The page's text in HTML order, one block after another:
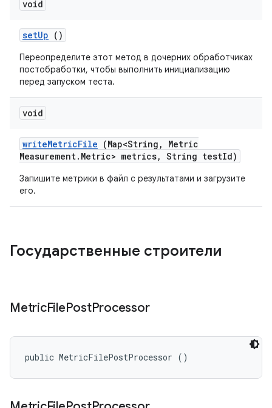
void
setUp ()
Переопределите этот метод в дочерних обработчиках
постобработки, чтобы выполнить инициализацию
перед запуском теста.
void
writeMetricFile (Map<String ,
Metric
Measurement. Metric> metrics, String testId)
Запишите метрики в файл с результатами и загрузите
его.
Государственные строители
MetricFilePostProcessor
public MetricFilePostProcessor ()